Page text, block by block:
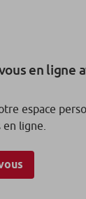
en ligne
espace
ligne.